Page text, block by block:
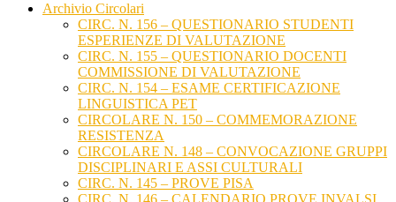
Archivio Circolari
CIRC. N. 156 – QUESTIONARIO STUDENTI
ESPERIENZE DI VALUTAZIONE
CIRC. N. 155 – QUESTIONARIO DOCENTI
COMMISSIONE DI VALUTAZIONE
CIRC. N. 154 – ESAME CERTIFICAZIONE
LINGUISTICA PET
CIRCOLARE N. 150 – COMMEMORAZIONE
RESISTENZA
CIRCOLARE N. 148 – CONVOCAZIONE GRUPPI
DISCIPLINARI E ASSI CULTURALI
CIRC. N. 145 – PROVE PISA